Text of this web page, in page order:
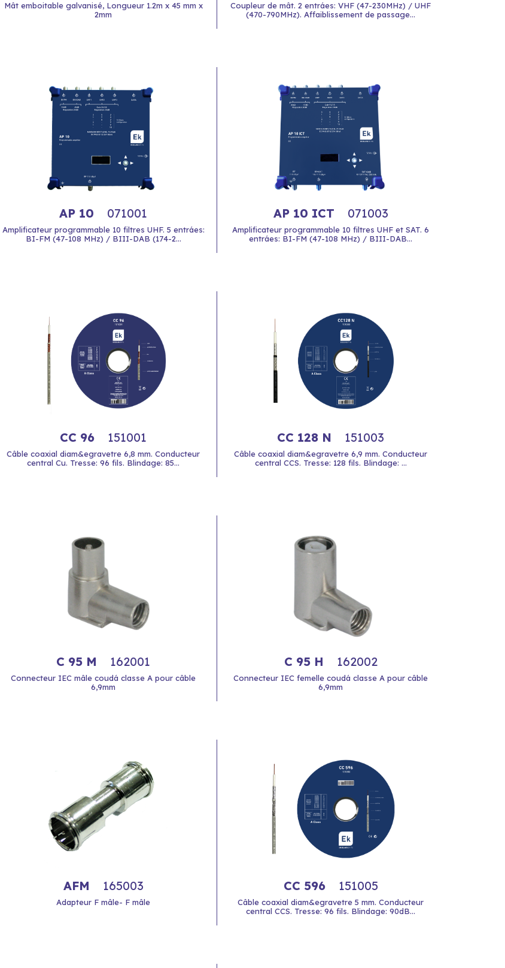
Mât emboitable galvanisé, Longueur 1.2m x 45 mm x
2mm
Coupleur de mât. 2 entráes: VHF (47-230MHz) / UHF
(470-790MHz). Affaiblissement de passage...
AP 10 071001
Amplificateur programmable 10 filtres UHF. 5 entráes:
BI-FM (47-108 MHz) / BIII-DAB (174-2...
AP 10 ICT 071003
Amplificateur programmable 10 filtres UHF et SAT. 6
entráes: BI-FM (47-108 MHz) / BIII-DAB...
CC 96 151001
Câble coaxial diam&egravetre 6,8 mm. Conducteur
central Cu. Tresse: 96 fils. Blindage: 85...
CC 128 N 151003
Câble coaxial diam&egravetre 6,9 mm. Conducteur
central CCS. Tresse: 128 fils. Blindage: ...
C 95 M 162001
Connecteur IEC mâle coudá classe A pour câble
6,9mm
C 95 H 162002
Connecteur IEC femelle coudá classe A pour câble
6,9mm
AFM 165003
Adapteur F mâle- F mâle
CC 596 151005
Câble coaxial diam&egravetre 5 mm. Conducteur
central CCS. Tresse: 96 fils. Blindage: 90dB...